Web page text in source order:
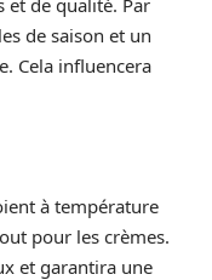
de saison et un
Cela influencera
à température
pour les crèmes.
et garantira une